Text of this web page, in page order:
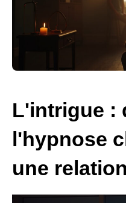
L'intrigue :
l'hypnose
une relation